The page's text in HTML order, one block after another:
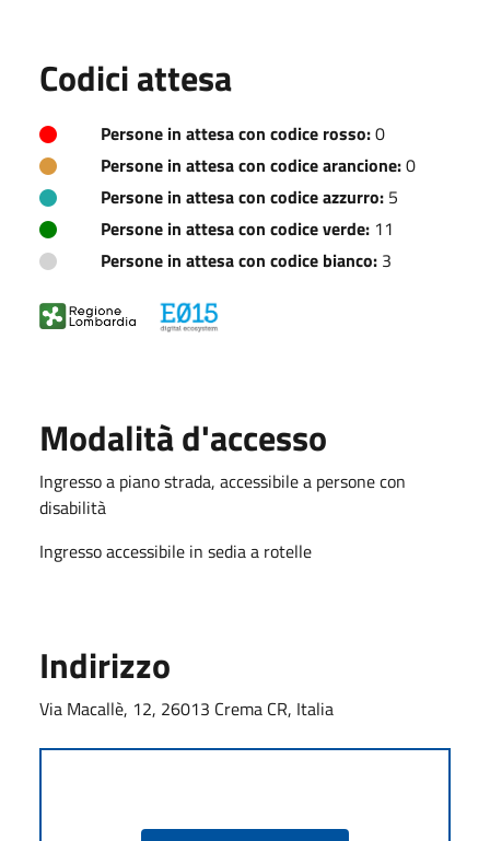
Codici attesa
Persone in attesa con codice rosso:0
Persone in attesa con codice arancione:0
Persone in attesa con codice azzurro: 5
Persone in attesa con codice verde: 11
Persone in attesa con codice bianco: 3
Modalità d'accesso
Ingresso a piano strada, accessibile a persone con
disabilità
Ingresso accessibile in sedia a rotelle
Indirizzo
Via Macallè, 12, 26013 Crema CR, Italia